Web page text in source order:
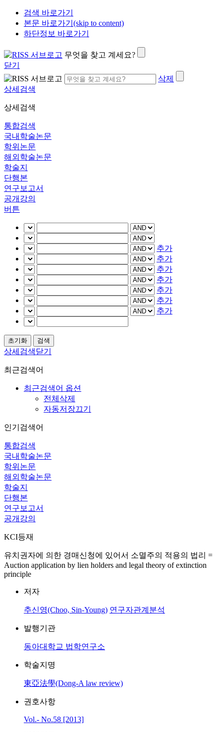
검색 바로가기
본문 바로가기(skip to content)
하단정보 바로가기
무엇을 찾고 계세요?
닫기
삭제
상세검색
상세검색
통합검색
국내학술논문
학위논문
해외학술논문
학술지
단행본
연구보고서
공개강의
버튼
추가
추가
추가
추가
추가
추가
추가
상세검색닫기
최근검색어
최근검색어 옵션
전체삭제
자동저장끄기
인기검색어
통합검색
국내학술논문
학위논문
해외학술논문
학술지
단행본
연구보고서
공개강의
KCI등재
유치권자에 의한 경매신청에 있어서 소멸주의 적용의 법리 =
Auction application by lien holders and legal theory of extinction
principle
저자
추신영(Choo, Sin-Young) 연구자관계분석
발행기관
동아대학교 법학연구소
학술지명
東亞法學(Dong-A law review)
권호사항
Vol.- No.58 [2013]